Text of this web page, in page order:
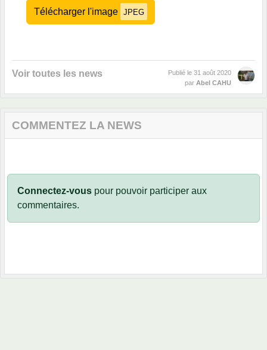
Télécharger l'image JPEG
Voir toutes les news Publié le 31 août 2020
par Abel CAHU
COMMENTEZ LA NEWS
Connectez-vous pour pouvoir participer aux
commentaires.